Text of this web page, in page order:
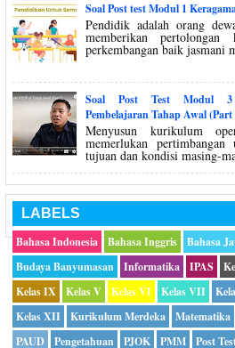
Soal Post test Modul 1
Pendidik adalah orang
memberikan
perkembangan baik jasmani
Soal Post Test Modul 3
Pembelajaran Tahap Awal (Part
Menyusun kurikulum
memerlukan pertimbangan
tujuan dan kondisi masing-
LABELS
Bahasa Indonesia
Bahasa Inggris
Bahasa
Budaya Banyumasan
Informatika IPAS
Kelas IX
Kelas V Kelas VI Kelas VII
Kelas XII
Kurikulum Merdeka Matematika
PAUD
Pengetahuan PJOK PMM Post